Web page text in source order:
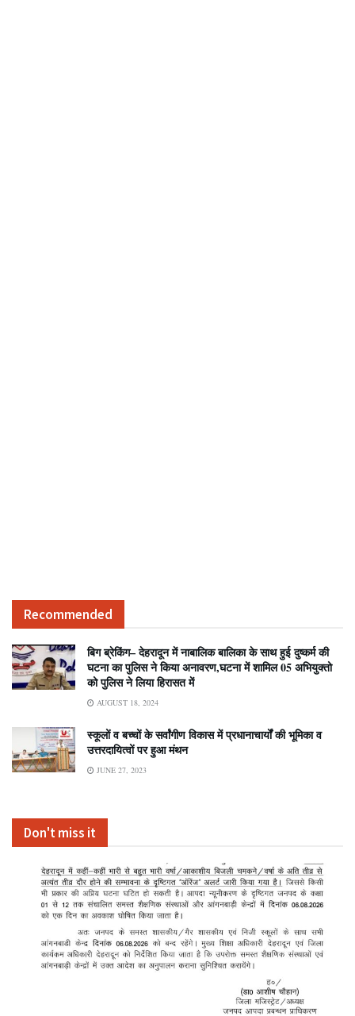
Recommended
बिग ब्रेकिंग– देहरादून में नाबालिक बालिका के साथ हुई दुष्कर्म की
घटना का पुलिस ने किया अनावरण,घटना में शामिल 05 अभियुक्तो
को पुलिस ने लिया हिरासत में
AUGUST 18, 2024
स्कूलों व बच्चों के सर्वांगीण विकास में प्रधानाचार्यों की भूमिका व
उत्तरदायित्वों पर हुआ मंथन
JUNE 27, 2023
Don't miss it